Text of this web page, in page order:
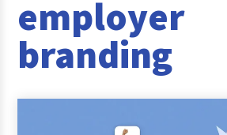
Entrevistas con expertos
Casos de éxito
employer
branding